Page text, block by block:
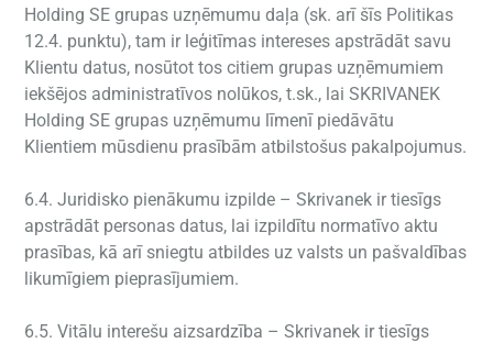
Holding SE grupas uzņēmumu daļa (sk. arī šīs Politikas
12.4. punktu), tam ir leģitīmas intereses apstrādāt savu
Klientu datus, nosūtot tos citiem grupas uzņēmumiem
iekšējos administratīvos nolūkos, t.sk., lai SKRIVANEK
Holding SE grupas uzņēmumu līmenī piedāvātu
Klientiem mūsdienu prasībām atbilstošus pakalpojumus.
6.4. Juridisko pienākumu izpilde – Skrivanek ir tiesīgs
apstrādāt personas datus, lai izpildītu normatīvo aktu
prasības, kā arī sniegtu atbildes uz valsts un pašvaldības
likumīgiem pieprasījumiem.
6.5. Vitālu interešu aizsardzība – Skrivanek ir tiesīgs